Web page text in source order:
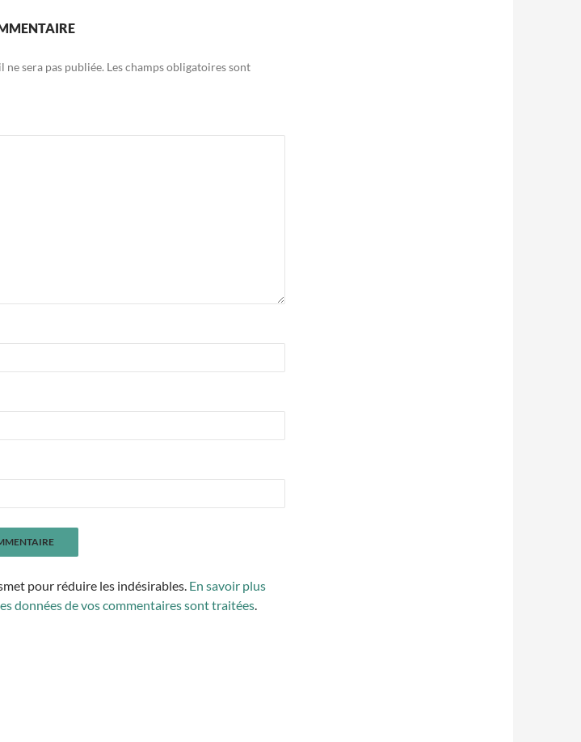
ne sera pas publiée. Les champs obligatoires sont
pour réduire les indésirables. En savoir plus
données de vos commentaires sont traitées.